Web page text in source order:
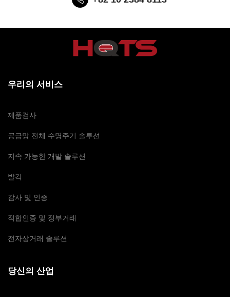
우리의 서비스
제품검사
공급망 전체 수명주기 솔루션
지속 가능한 개발 솔루션
발각
감사 및 인증
적합인증 및 정부거래
전자상거래 솔루션
당신의 산업